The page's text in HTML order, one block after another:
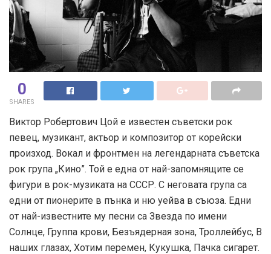
0
SHARES
Виктор Робертович Цой е известен съветски рок
певец, музикант, актьор и композитор от корейски
произход. Вокал и фронтмен на легендарната съветска
рок група „Кино”. Той е една от най-запомнящите се
фигури в рок-музиката на СССР. С неговата група са
едни от пионерите в пънка и ню уейва в съюза. Едни
от най-известните му песни са Звезда по имени
Солнце, Группа крови, Безъядерная зона, Троллейбус, В
наших глазах, Хотим перемен, Кукушка, Пачка сигарет.